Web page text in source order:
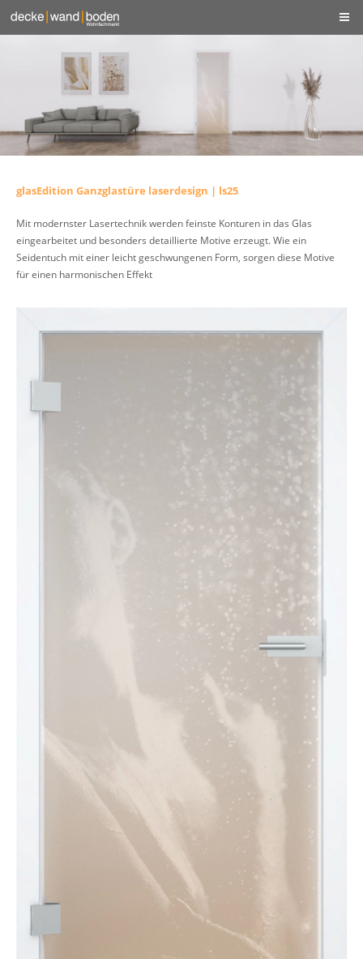
glasEdition Ganzglastüre laserdesign | ls25
Mit modernster Lasertechnik werden feinste Konturen in das Glas
eingearbeitet und besonders detaillierte Motive erzeugt. Wie ein
Seidentuch mit einer leicht geschwungenen Form, sorgen diese Motive
für einen harmonischen Effekt